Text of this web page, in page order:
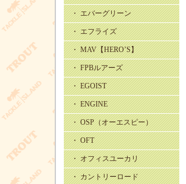
・ エバーグリーン
・ エフライズ
・ MAV【HERO’S】
・ FPBルアーズ
・ EGOIST
・ ENGINE
・ OSP（オーエスピー）
・ OFT
・ オフィスユーカリ
・ カントリーロード